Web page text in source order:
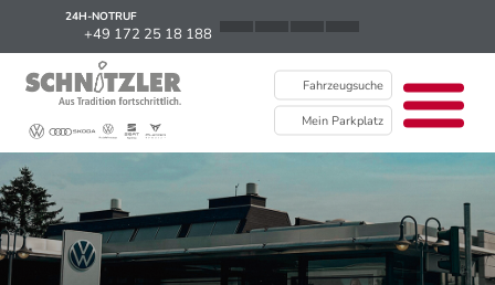
24H-NOTRUF
+49 172 25 18 188
Fahrzeugsuche
Mein Parkplatz
News
Kontakt / Standorte
Über uns
Newsletter